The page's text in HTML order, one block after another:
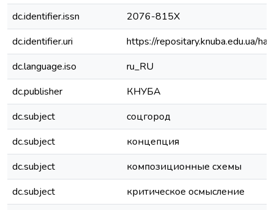
dc.identifier.issn
2076-815Х
dc.identifier.uri
https://repositary.knuba.edu.ua/
dc.language.iso
ru_RU
dc.publisher
КНУБА
dc.subject
соцгород
dc.subject
концепция
dc.subject
композиционные схемы
dc.subject
критическое осмысление